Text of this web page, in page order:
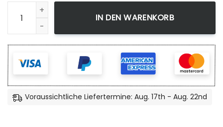
Inselparadies - Leinwandbild Menge
IN DEN WARENKORB
Voraussichtliche Liefertermine: Aug. 17th - Aug. 22nd